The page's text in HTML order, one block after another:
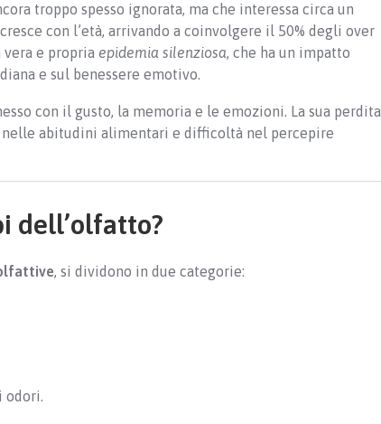
troppo spesso ignorata, ma che interessa circa un
con l’età, arrivando a coinvolgere il 50% degli over
e propria epidemia silenziosa, che ha un impatto
e sul benessere emotivo.
con il gusto, la memoria e le emozioni. La sua perdita
abitudini alimentari e difficoltà nel percepire
dell’olfatto?
, si dividono in due categorie:
odori.